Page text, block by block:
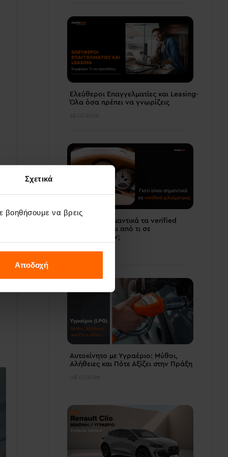
Σχετικά
βοηθήσουμε να βρεις
Αποδοχή
Ελεύθεροι Επαγγελματίες και Leasing-
Όλα όσα πρέπει να γνωρίζεις
22.07.2026
Γιατί είναι σημαντικά τα verified
χιλιόμετρα και από τι σε
προστατεύουν;
14.07.2026
Αυτοκίνητο με Υγραέριο: Μύθοι,
Αλήθειες και Πότε Αξίζει στην Πράξη
08.07.2026